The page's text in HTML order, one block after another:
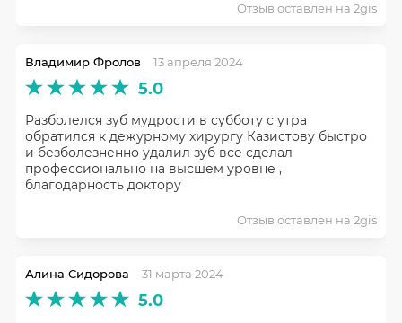
Отзыв оставлен на 2gis
Владимир Фролов 13 апреля 2024
5.0
Разболелся зуб мудрости в субботу с утра
обратился к дежурному хирургу Казистову быстро
и безболезненно удалил зуб все сделал
профессионально на высшем уровне ,
благодарность доктору
Отзыв оставлен на 2gis
Алина Сидорова 31 марта 2024
5.0